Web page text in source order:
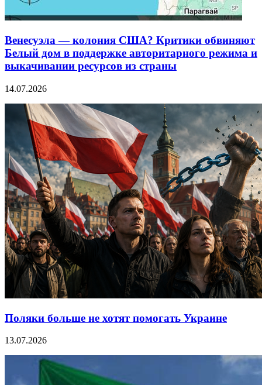
Венесуэла — колония США? Критики обвиняют
Белый дом в поддержке авторитарного режима и
выкачивании ресурсов из страны
14.07.2026
Поляки больше не хотят помогать Украине
13.07.2026